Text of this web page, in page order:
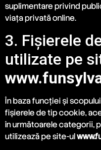
suplimentare privind
viața privată online.
3. Fișierele
utilizate pe
În baza funcției și
fișierele de tip cookie,
în următoarele categorii,
utilizează pe site-ul